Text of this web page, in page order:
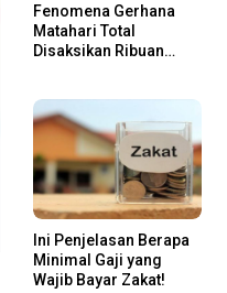
Fenomena Gerhana
Matahari Total
Disaksikan Ribuan
Ini Penjelasan Berapa
Minimal Gaji yang
Wajib Bayar Zakat!